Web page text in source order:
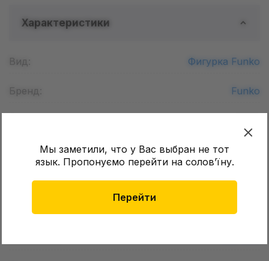
Мы заметили, что у Вас выбран не тот
язык. Пропонуємо перейти на соловʼїну.
Перейти
Характеристики
Вид: Фигурка Funko
Бренд: Funko
POP! Movies
Особенность:
Тематика: Фильмы